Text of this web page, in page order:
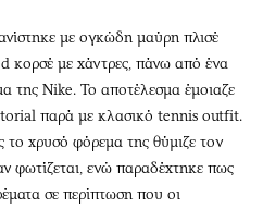
με ογκώδη μαύρη πλισέ
κορσέ με χάντρες, πάνω από ένα
της Nike. Το αποτέλεσμα έμοιαζε
παρά με κλασικό tennis outfit.
το χρυσό φόρεμα της θύμιζε τον
φωτίζεται, ενώ παραδέχτηκε πως
σε περίπτωση που οι